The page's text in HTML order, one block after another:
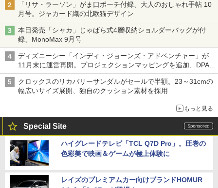
「リサ・ラーソン」がま口ポーチ付録、大人のおしゃれ手帖 10
月号。ジャカード織の北欧猫デザイン
本日発売「シャカ」じゃばら式4層収納ショルダーバッグが付
録、MonoMax 9月号
ディズニーシー「インディ・ジョーンズ・アドベンチャー」が
11月末に運営再開。プロジェクションマッピングを追加、DPA
は1500円
クロックスのリカバリーサンダルがセールで半額。23～31cmの
幅広いサイズ展開、独自のクッション素材を採用
もっと見る
Special Site
ハイグレードテレビ「TCL Q7D Pro」。圧巻の
色彩美で映画＆ゲームが極上体験に
レイズのプレミアムカー向けブランドHOMUR